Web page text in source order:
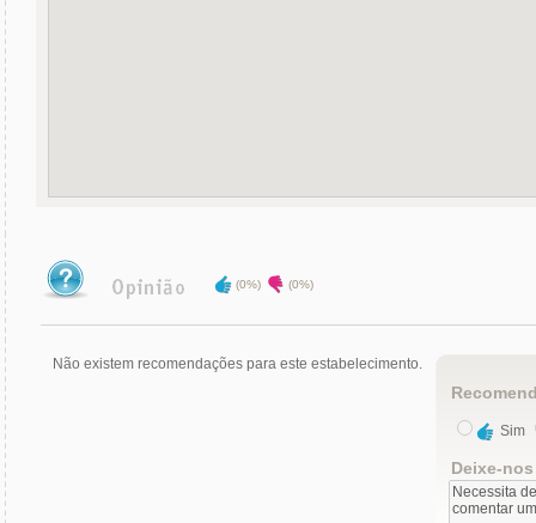
(0%) (0%)
Não existem recomendações para este estabelecimento.
Sim
Deixe-